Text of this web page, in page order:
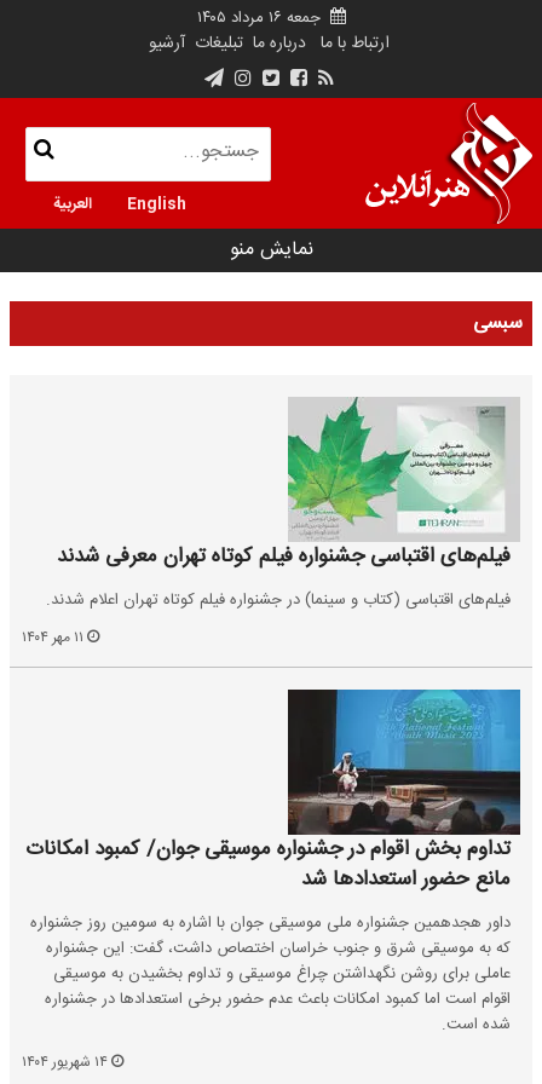
جمعه ۱۶ مرداد ۱۴۰۵
ارتباط با ما درباره ما تبلیغات آرشیو
English العربية
نمایش منو
سبسی
فیلم‌های اقتباسی جشنواره فیلم کوتاه تهران معرفی شدند
فیلم‌های اقتباسی (کتاب و سینما) در جشنواره فیلم کوتاه تهران اعلام شدند.
تداوم بخش اقوام در جشنواره موسیقی جوان/ کمبود امکانات
مانع حضور استعدادها شد
داور هجدهمین جشنواره ملی موسیقی جوان با اشاره به سومین روز جشنواره
که به موسیقی شرق و جنوب خراسان اختصاص داشت، گفت: این جشنواره
عاملی برای روشن نگهداشتن چراغ موسیقی و تداوم بخشیدن به موسیقی
اقوام است اما کمبود امکانات باعث عدم حضور برخی استعدادها در جشنواره
شده است.